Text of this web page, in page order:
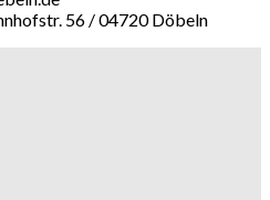
56 / 04720 Döbeln